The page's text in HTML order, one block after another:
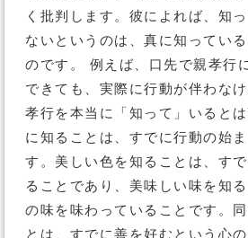
く批判します。彼によれば、知
ないというのは、真に知ってい
のです。 例えば、口先で親孝行
できても、実際に行動が伴わな
孝行を本当に「知って」いると
に知ることは、すでに行動の始
す。美しい色を知ることは、す
ることであり、美味しい味を知
の味を味わっていることです。
とは、すでに善を好むという心